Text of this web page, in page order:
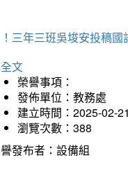
三年三班吳埈安投稿
文
榮譽事項：
發佈單位：教務處
建立時間：2025-02-21
瀏覽次數：388
發布者：設備組